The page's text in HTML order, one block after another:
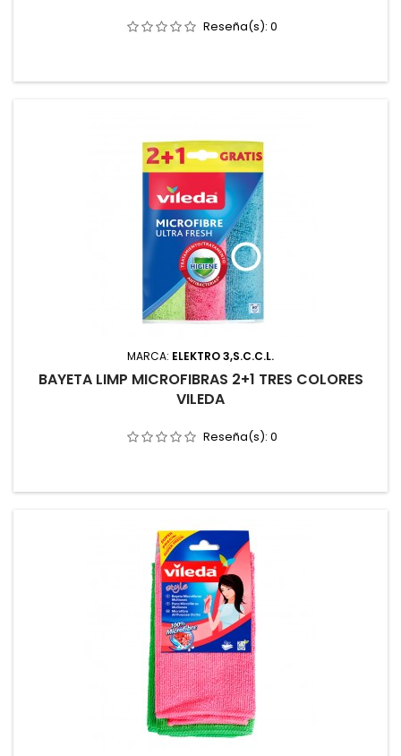
Reseña(s): 0
MARCA: ELEKTRO 3,S.C.C.L.
BAYETA LIMP MICROFIBRAS 2+1 TRES COLORES
VILEDA
Reseña(s): 0